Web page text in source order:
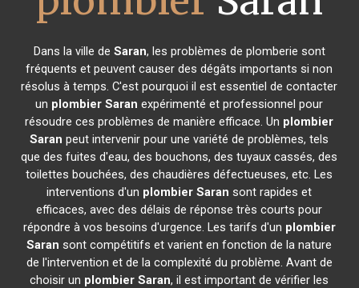
Dans la ville de Saran, les problèmes de plomberie sont
fréquents et peuvent causer des dégâts importants si non
résolus à temps. C'est pourquoi il est essentiel de contacter
un plombier Saran expérimenté et professionnel pour
résoudre ces problèmes de manière efficace. Un plombier
Saran peut intervenir pour une variété de problèmes, tels
que des fuites d'eau, des bouchons, des tuyaux cassés, des
toilettes bouchées, des chaudières défectueuses, etc. Les
interventions d'un plombier Saran sont rapides et
efficaces, avec des délais de réponse très courts pour
répondre à vos besoins d'urgence. Les tarifs d'un plombier
Saran sont compétitifs et varient en fonction de la nature
de l'intervention et de la complexité du problème. Avant de
choisir un plombier Saran, il est important de vérifier les